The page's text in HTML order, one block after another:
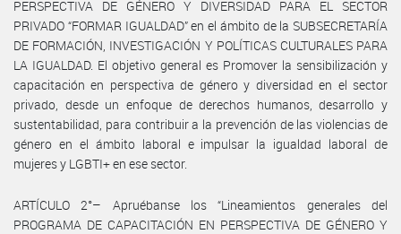
PERSPECTIVA DE GÉNERO Y DIVERSIDAD PARA EL SECTOR
PRIVADO “FORMAR IGUALDAD” en el ámbito de la SUBSECRETARÍA
DE FORMACIÓN, INVESTIGACIÓN Y POLÍTICAS CULTURALES PARA
LA IGUALDAD. El objetivo general es Promover la sensibilización y
capacitación en perspectiva de género y diversidad en el sector
privado, desde un enfoque de derechos humanos, desarrollo y
sustentabilidad, para contribuir a la prevención de las violencias de
género en el ámbito laboral e impulsar la igualdad laboral de
mujeres y LGBTI+ en ese sector.
ARTÍCULO 2°– Apruébanse los “Lineamientos generales del
PROGRAMA DE CAPACITACIÓN EN PERSPECTIVA DE GÉNERO Y